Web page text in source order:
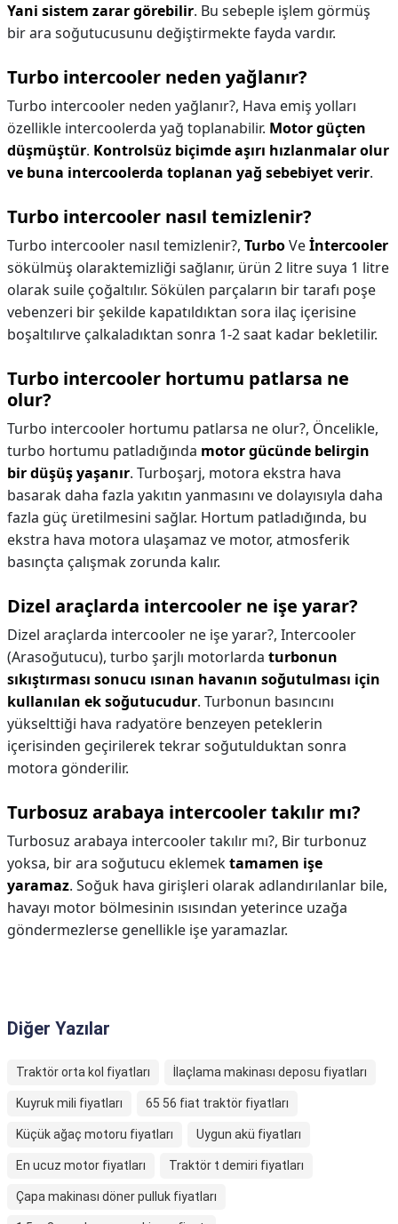
Yani sistem zarar görebilir. Bu sebeple işlem görmüş
bir ara soğutucusunu değiştirmekte fayda vardır.
Turbo intercooler neden yağlanır?
Turbo intercooler neden yağlanır?, Hava emiş yolları
özellikle intercoolerda yağ toplanabilir. Motor güçten
düşmüştür. Kontrolsüz biçimde aşırı hızlanmalar olur
ve buna intercoolerda toplanan yağ sebebiyet verir.
Turbo intercooler nasıl temizlenir?
Turbo intercooler nasıl temizlenir?, TurboVeİntercooler
sökülmüş olaraktemizliği sağlanır, ürün 2 litre suya 1 litre
olarak suile çoğaltılır. Sökülen parçaların bir tarafı poşe
vebenzeri bir şekilde kapatıldıktan sora ilaç içerisine
boşaltılırve çalkaladıktan sonra 1-2 saat kadar bekletilir.
Turbo intercooler hortumu patlarsa ne
olur?
Turbo intercooler hortumu patlarsa ne olur?, Öncelikle,
turbo hortumu patladığında motor gücünde belirgin
bir düşüş yaşanır. Turboşarj, motora ekstra hava
basarak daha fazla yakıtın yanmasını ve dolayısıyla daha
fazla güç üretilmesini sağlar. Hortum patladığında, bu
ekstra hava motora ulaşamaz ve motor, atmosferik
basınçta çalışmak zorunda kalır.
Dizel araçlarda intercooler ne işe yarar?
Dizel araçlarda intercooler ne işe yarar?, Intercooler
(Arasoğutucu), turbo şarjlı motorlarda turbonun
sıkıştırması sonucu ısınan havanın soğutulması için
kullanılan ek soğutucudur. Turbonun basıncını
yükselttiği hava radyatöre benzeyen peteklerin
içerisinden geçirilerek tekrar soğutulduktan sonra
motora gönderilir.
Turbosuz arabaya intercooler takılır mı?
Turbosuz arabaya intercooler takılır mı?, Bir turbonuz
yoksa, bir ara soğutucu eklemektamamen işe
yaramaz. Soğuk hava girişleri olarak adlandırılanlar bile,
havayı motor bölmesinin ısısından yeterince uzağa
göndermezlerse genellikle işe yaramazlar.
Diğer Yazılar
Traktör orta kol fiyatları İlaçlama makinası deposu fiyatları
Kuyruk mili fiyatları 65 56 fiat traktör fiyatları
Küçük ağaç motoru fiyatları Uygun akü fiyatları
En ucuz motor fiyatları Traktör t demiri fiyatları
Çapa makinası döner pulluk fiyatları